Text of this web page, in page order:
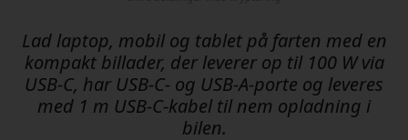
Lad laptop, mobil og tablet på farten med en
kompakt billader, der leverer op til 100 W via
USB-C, har USB-C- og USB-A-porte og leveres
med 1 m USB-C-kabel til nem opladning i
bilen.